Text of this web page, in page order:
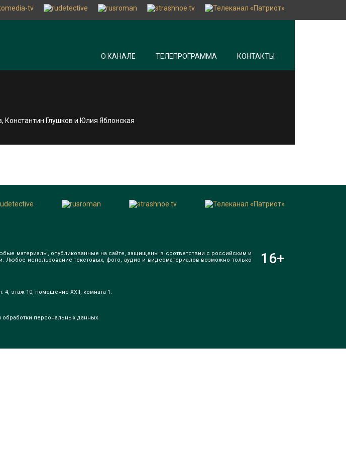
О КАНАЛЕ ТЕЛЕПРОГРАММА КОНТАКТЫ
Константин Глушков и Юлия Яблонская
материалы, опубликованные на сайте, защищены в соответствии с российским и
Любое использование текстовых, фото, аудио и видеоматериалов возможно только
4, этаж 10, помещение XXII, комната 1.
персональных данных
16+